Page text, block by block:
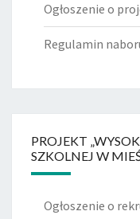
Ogłoszenie o
Regulamin
PROJEKT
SZKOLNEJ W
Ogłoszenie o